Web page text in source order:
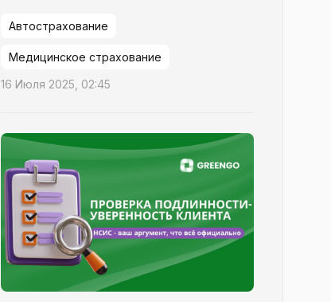
Автострахование
Медицинское страхование
16 Июля 2025, 02:45